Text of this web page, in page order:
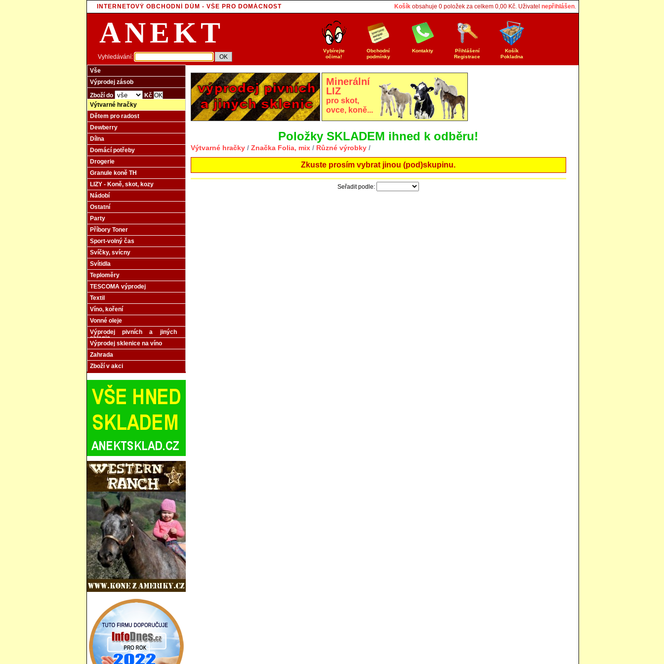
INTERNETOVÝ OBCHODNÍ DŮM - VŠE PRO DOMÁCNOST Košíkobsahuje 0položek za celkem 0,00Kč. Uživatel nepřihlášen.
ANEKT
Vyhledávání:
Košík
Pokladna
Přihlášení
Registrace
Kontakty
Obchodní
podmínky
Vybírejte
očima!
Vše
Výprodej zásob
Zboží do
Kč
Výtvarné hračky
Dětem pro radost
Dewberry
Dílna
Domácí potřeby
Drogerie
Granule koně TH
LIZY - Koně, skot, kozy
Nádobí
Ostatní
Party
Příbory Toner
Sport-volný čas
Svíčky, svícny
Svítidla
Teploměry
TESCOMA výprodej
Textil
Víno, koření
Vonné oleje
Výprodej pivních a jiných
sklenic
Výprodej sklenice na víno
Zahrada
Zboží v akci
Minerální
LIZ
pro skot,
ovce, koně...
Položky SKLADEM ihned k odběru!
Výtvarné hračky/ Značka Folia, mix/ Různé výrobky/
Zkuste prosím vybrat jinou (pod)skupinu.
Seřadit podle: